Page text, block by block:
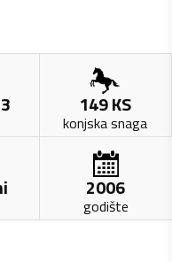
149KS
konjska snaga
2006
godište